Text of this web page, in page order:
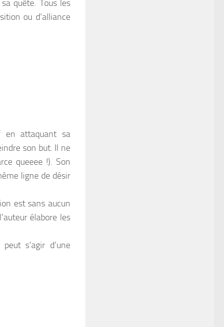
quête. Tous les
ou d’alliance
en attaquant sa
son but. Il ne
queeee !). Son
ligne de désir
est sans aucun
élabore les
s’agir d’une